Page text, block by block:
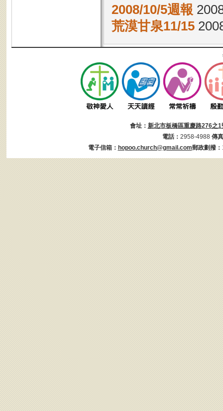
2008/10/5週報
荒漠甘泉11/15
會址： 新北市板橋區重慶路276之1
電話： 2958-4988 傳
電子信箱： hopoo.church@gmail.com郵政劃撥：